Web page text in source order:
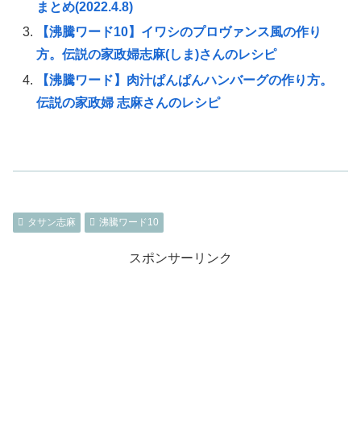
まとめ(2022.4.8)
【沸騰ワード10】イワシのプロヴァンス風の作り
方。伝説の家政婦志麻(しま)さんのレシピ
【沸騰ワード】肉汁ぱんぱんハンバーグの作り方。
伝説の家政婦 志麻さんのレシピ
タサン志麻 沸騰ワード10
スポンサーリンク